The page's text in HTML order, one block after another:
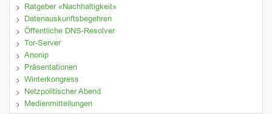
Ratgeber «Nachhaltigkeit»
Datenauskunftsbegehren
Öffentliche DNS-Resolver
Tor-Server
Anonip
Präsentationen
Winterkongress
Netzpolitischer Abend
Medienmitteilungen